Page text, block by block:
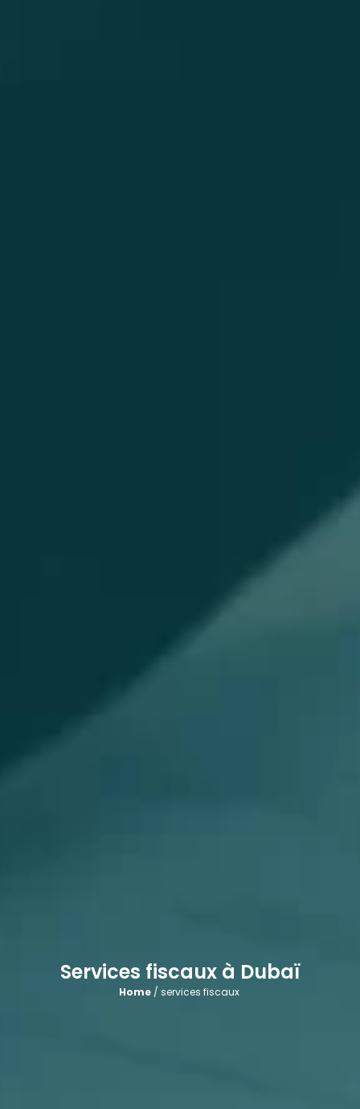
Services fiscaux à Dubaï
Home/ services fiscaux